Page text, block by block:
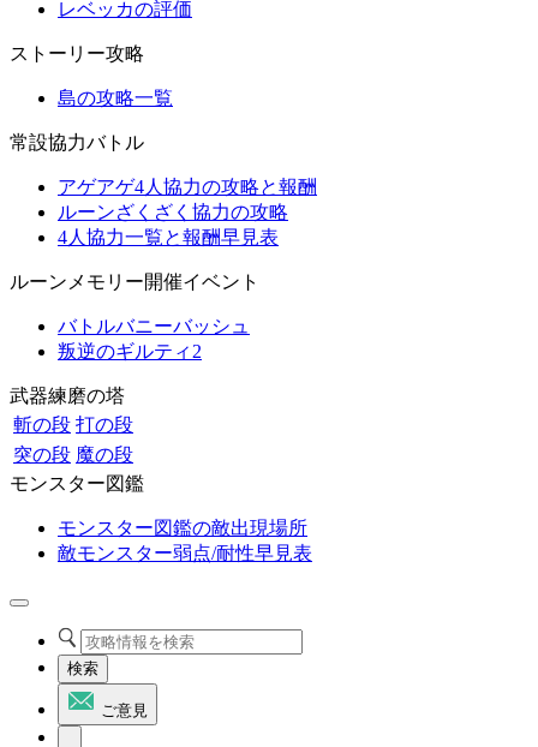
レベッカの評価
ストーリー攻略
島の攻略一覧
常設協力バトル
アゲアゲ4人協力の攻略と報酬
ルーンざくざく協力の攻略
4人協力一覧と報酬早見表
ルーンメモリー開催イベント
バトルバニーバッシュ
叛逆のギルティ2
武器練磨の塔
斬の段 打の段
突の段 魔の段
モンスター図鑑
モンスター図鑑の敵出現場所
敵モンスター弱点/耐性早見表
検索
ご意見